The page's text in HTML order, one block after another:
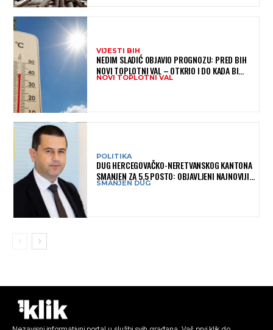
VIJESTI BIH
NEDIM SLADIĆ OBJAVIO PROGNOZU: PRED BIH
NOVI TOPLOTNI VAL – OTKRIO I DO KADA BI
MOGAO TRAJATI
NOVI TOPLOTNI VAL
POLITIKA
DUG HERCEGOVAČKO-NERETVANSKOG KANTONA
SMANJEN ZA 5,5 POSTO: OBJAVLJENI NAJNOVIJI
PODACI MINISTARSTVA FINANSIJA
SMANJEN DUG